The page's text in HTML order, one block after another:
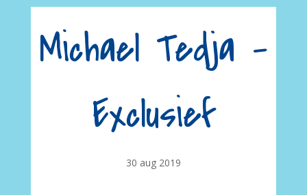
Michael Tedja –
Exclusief
30 aug 2019